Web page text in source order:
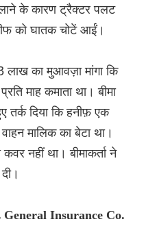
के कारण ट्रैक्टर पलट
को घातक चोटें आईं।
लाख का मुआवज़ा मांगा कि
माह कमाता था। बीमा
तर्क दिया कि हनीफ़ एक
मालिक का बेटा था।
नहीं था। बीमाकर्ता ने
Insurance Co.